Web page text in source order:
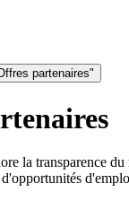
partenaires"
la transparence